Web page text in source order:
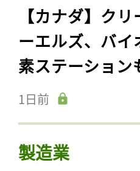
【カナダ】ク
ーエルズ、バ
素ステーション
1日前
製造業